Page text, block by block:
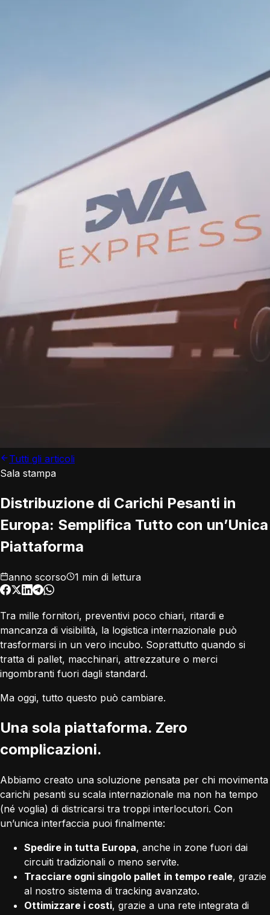
Tutti gli articoli
Sala stampa
Distribuzione di Carichi Pesanti in
Europa: Semplifica Tutto con un’Unica
Piattaforma
anno scorso 1 min di lettura
Tra mille fornitori, preventivi poco chiari, ritardi e
mancanza di visibilità, la logistica internazionale può
trasformarsi in un vero incubo. Soprattutto quando si
tratta di pallet, macchinari, attrezzature o merci
ingombranti fuori dagli standard.
Ma oggi, tutto questo può cambiare.
Una sola piattaforma. Zero
complicazioni.
Abbiamo creato una soluzione pensata per chi movimenta
carichi pesanti su scala internazionale ma non ha tempo
(né voglia) di districarsi tra troppi interlocutori. Con
un’unica interfaccia puoi finalmente:
Spedire in tutta Europa, anche in zone fuori dai
circuiti tradizionali o meno servite.
Tracciare ogni singolo pallet in tempo reale, grazie
al nostro sistema di tracking avanzato.
Ottimizzare i costi, grazie a una rete integrata di